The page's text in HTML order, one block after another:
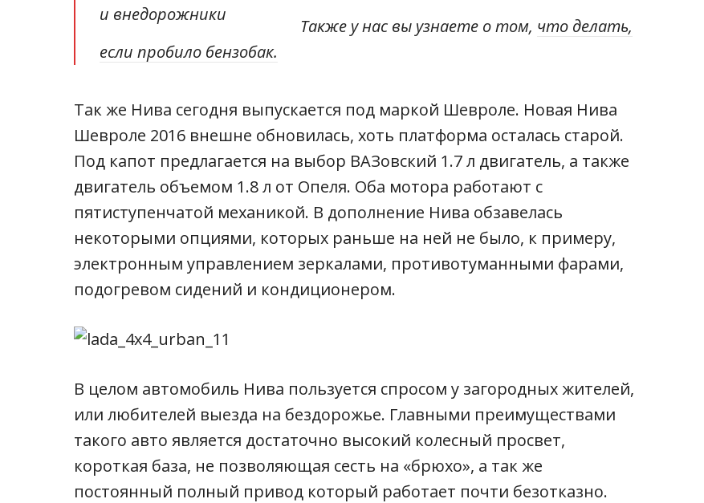
Также у нас вы узнаете о том, что делать,
если пробило бензобак.
Так же Нива сегодня выпускается под маркой Шевроле. Новая Нива
Шевроле 2016 внешне обновилась, хоть платформа осталась старой.
Под капот предлагается на выбор ВАЗовский 1.7 л двигатель, а также
двигатель объемом 1.8 л от Опеля. Оба мотора работают с
пятиступенчатой механикой. В дополнение Нива обзавелась
некоторыми опциями, которых раньше на ней не было, к примеру,
электронным управлением зеркалами, противотуманными фарами,
подогревом сидений и кондиционером.
В целом автомобиль Нива пользуется спросом у загородных жителей,
или любителей выезда на бездорожье. Главными преимуществами
такого авто является достаточно высокий колесный просвет,
короткая база, не позволяющая сесть на «брюхо», а так же
постоянный полный привод который работает почти безотказно.